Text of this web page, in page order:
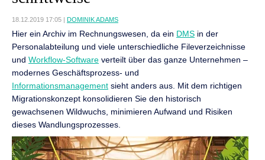
18.12.2019 17:05 | DOMINIK ADAMS
Hier ein Archiv im Rechnungswesen, da ein DMS in der
Personalabteilung und viele unterschiedliche Fileverzeichnisse
und Workflow-Software verteilt über das ganze Unternehmen –
modernes Geschäftsprozess- und
Informationsmanagement sieht anders aus. Mit dem richtigen
Migrationskonzept konsolidieren Sie den historisch
gewachsenen Wildwuchs, minimieren Aufwand und Risiken
dieses Wandlungsprozesses.